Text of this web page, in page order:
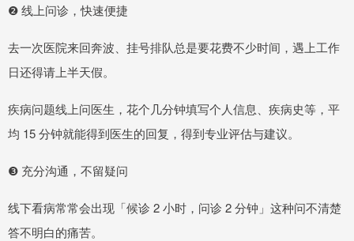
❷ 线上问诊，快速便捷
去一次医院来回奔波、挂号排队总是要花费不少时间，遇上工作
日还得请上半天假。
疾病问题线上问医生，花个几分钟填写个人信息、疾病史等，平
均 15 分钟就能得到医生的回复，得到专业评估与建议。
❸ 充分沟通，不留疑问
线下看病常常会出现「候诊 2 小时，问诊 2 分钟」这种问不清楚
答不明白的痛苦。